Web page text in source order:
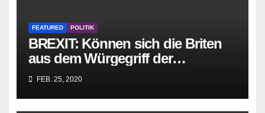
FEATURED POLITIK
BREXIT: Können sich die Briten
aus dem Würgegriff der
parasitären EU-Mafia befreien?
FEB. 25, 2020